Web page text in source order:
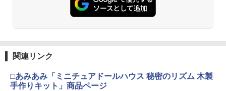
関連リンク
□あみあみ「ミニチュアドールハウス 秘密のリズム 木製
手作りキット」商品ページ